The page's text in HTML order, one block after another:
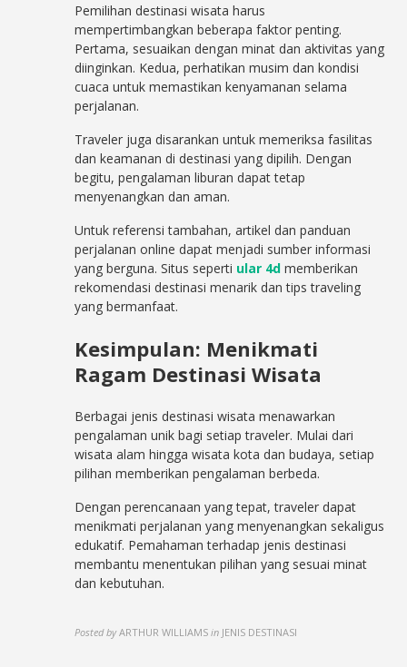
Pemilihan destinasi wisata harus
mempertimbangkan beberapa faktor penting.
Pertama, sesuaikan dengan minat dan aktivitas yang
diinginkan. Kedua, perhatikan musim dan kondisi
cuaca untuk memastikan kenyamanan selama
perjalanan.
Traveler juga disarankan untuk memeriksa fasilitas
dan keamanan di destinasi yang dipilih. Dengan
begitu, pengalaman liburan dapat tetap
menyenangkan dan aman.
Untuk referensi tambahan, artikel dan panduan
perjalanan online dapat menjadi sumber informasi
yang berguna. Situs seperti ular 4d memberikan
rekomendasi destinasi menarik dan tips traveling
yang bermanfaat.
Kesimpulan: Menikmati
Ragam Destinasi Wisata
Berbagai jenis destinasi wisata menawarkan
pengalaman unik bagi setiap traveler. Mulai dari
wisata alam hingga wisata kota dan budaya, setiap
pilihan memberikan pengalaman berbeda.
Dengan perencanaan yang tepat, traveler dapat
menikmati perjalanan yang menyenangkan sekaligus
edukatif. Pemahaman terhadap jenis destinasi
membantu menentukan pilihan yang sesuai minat
dan kebutuhan.
Posted by ARTHUR WILLIAMS in JENIS DESTINASI